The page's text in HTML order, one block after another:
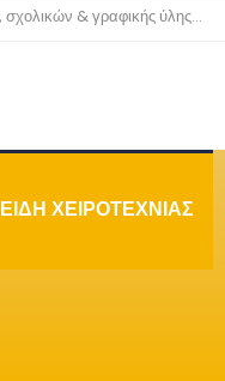
ΕΙΔΗ ΧΕΙΡΟΤΕΧΝΙΑΣ